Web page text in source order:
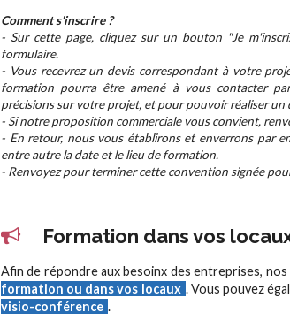
Comment s'inscrire ?
- Sur cette page, cliquez sur un bouton "Je
formulaire.
- Vous recevrez un devis correspondant à votre
formation pourra être amené à vous contacter
précisions sur votre projet, et pour pouvoir réaliser un
- Si notre proposition commerciale vous convient,
- En retour, nous vous établirons et enverrons par
entre autre la date et le lieu de formation.
- Renvoyez pour terminer cette convention signée
Formation dans vos
Afin de répondre aux besoinx des entreprises,
formation ou dans vos locaux . Vous pouvez
visio-conférence .